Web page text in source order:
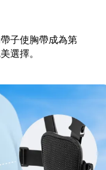
子使胸帶成為第
選擇。